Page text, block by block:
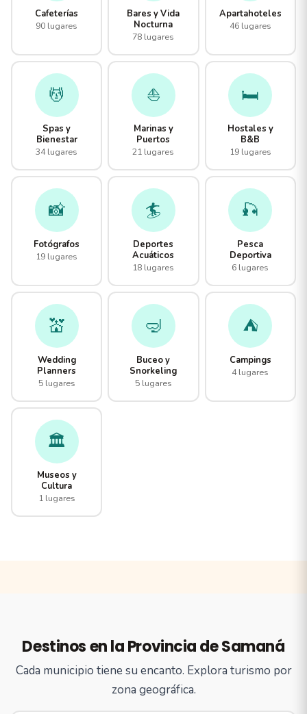
Cafeterías
90 lugares
Bares y Vida
Nocturna
78 lugares
Apartahoteles
46 lugares
💆
Spas y
Bienestar
34 lugares
⛵
Marinas y
Puertos
21 lugares
🛏️
Hostales y
B&B
19 lugares
📸
Fotógrafos
19 lugares
🏄
Deportes
Acuáticos
18 lugares
🎣
Pesca
Deportiva
6 lugares
💒
Wedding
Planners
5 lugares
🤿
Buceo y
Snorkeling
5 lugares
⛺
Campings
4 lugares
🏛️
Museos y
Cultura
1 lugares
Destinos en la Provincia de Samaná
Cada municipio tiene su encanto. Explora turismo por
zona geográfica.